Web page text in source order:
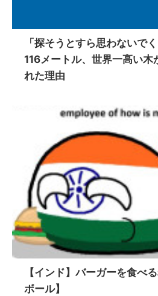
「探そうとすら思わないで
116メートル、世界一高い木
れた理由
【インド】バーガーを食べ
ボール】